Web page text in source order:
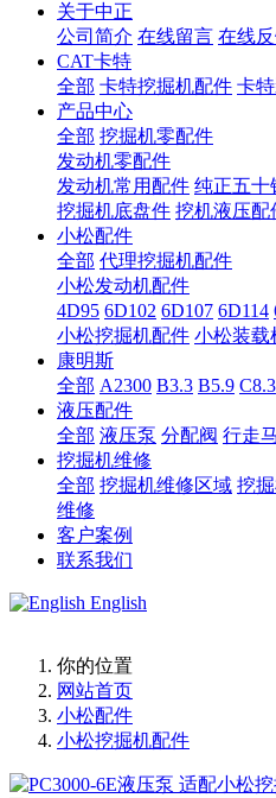
关于中正
公司简介 在线留言 在线
CAT卡特
全部 卡特挖掘机配件 卡
产品中心
全部 挖掘机零配件
发动机零配件
发动机常用配件 纯正五十
挖掘机底盘件 挖机液压配
小松配件
全部 代理挖掘机配件
小松发动机配件
4D95 6D102 6D107 6D114
小松挖掘机配件 小松装载
康明斯
全部 A2300 B3.3 B5.9 C8.3
液压配件
全部 液压泵 分配阀 行走
挖掘机维修
全部 挖掘机维修区域 挖
维修
客户案例
联系我们
English
你的位置
网站首页
小松配件
小松挖掘机配件